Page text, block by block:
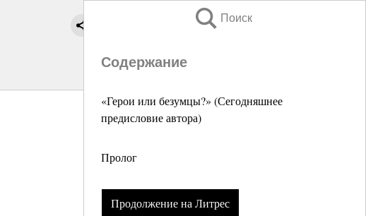
Поиск
Содержание
«Герои или безумцы?» (Сегодняшнее
предисловие автора)
Пролог
Продолжение на Литрес